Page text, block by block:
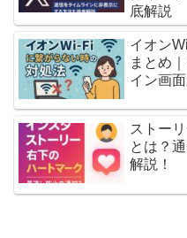
底解説
イオン
まとめ
イン画
ストー
とは？
解説！